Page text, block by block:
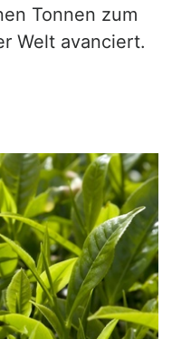
Tonnen zum
Welt avanciert.